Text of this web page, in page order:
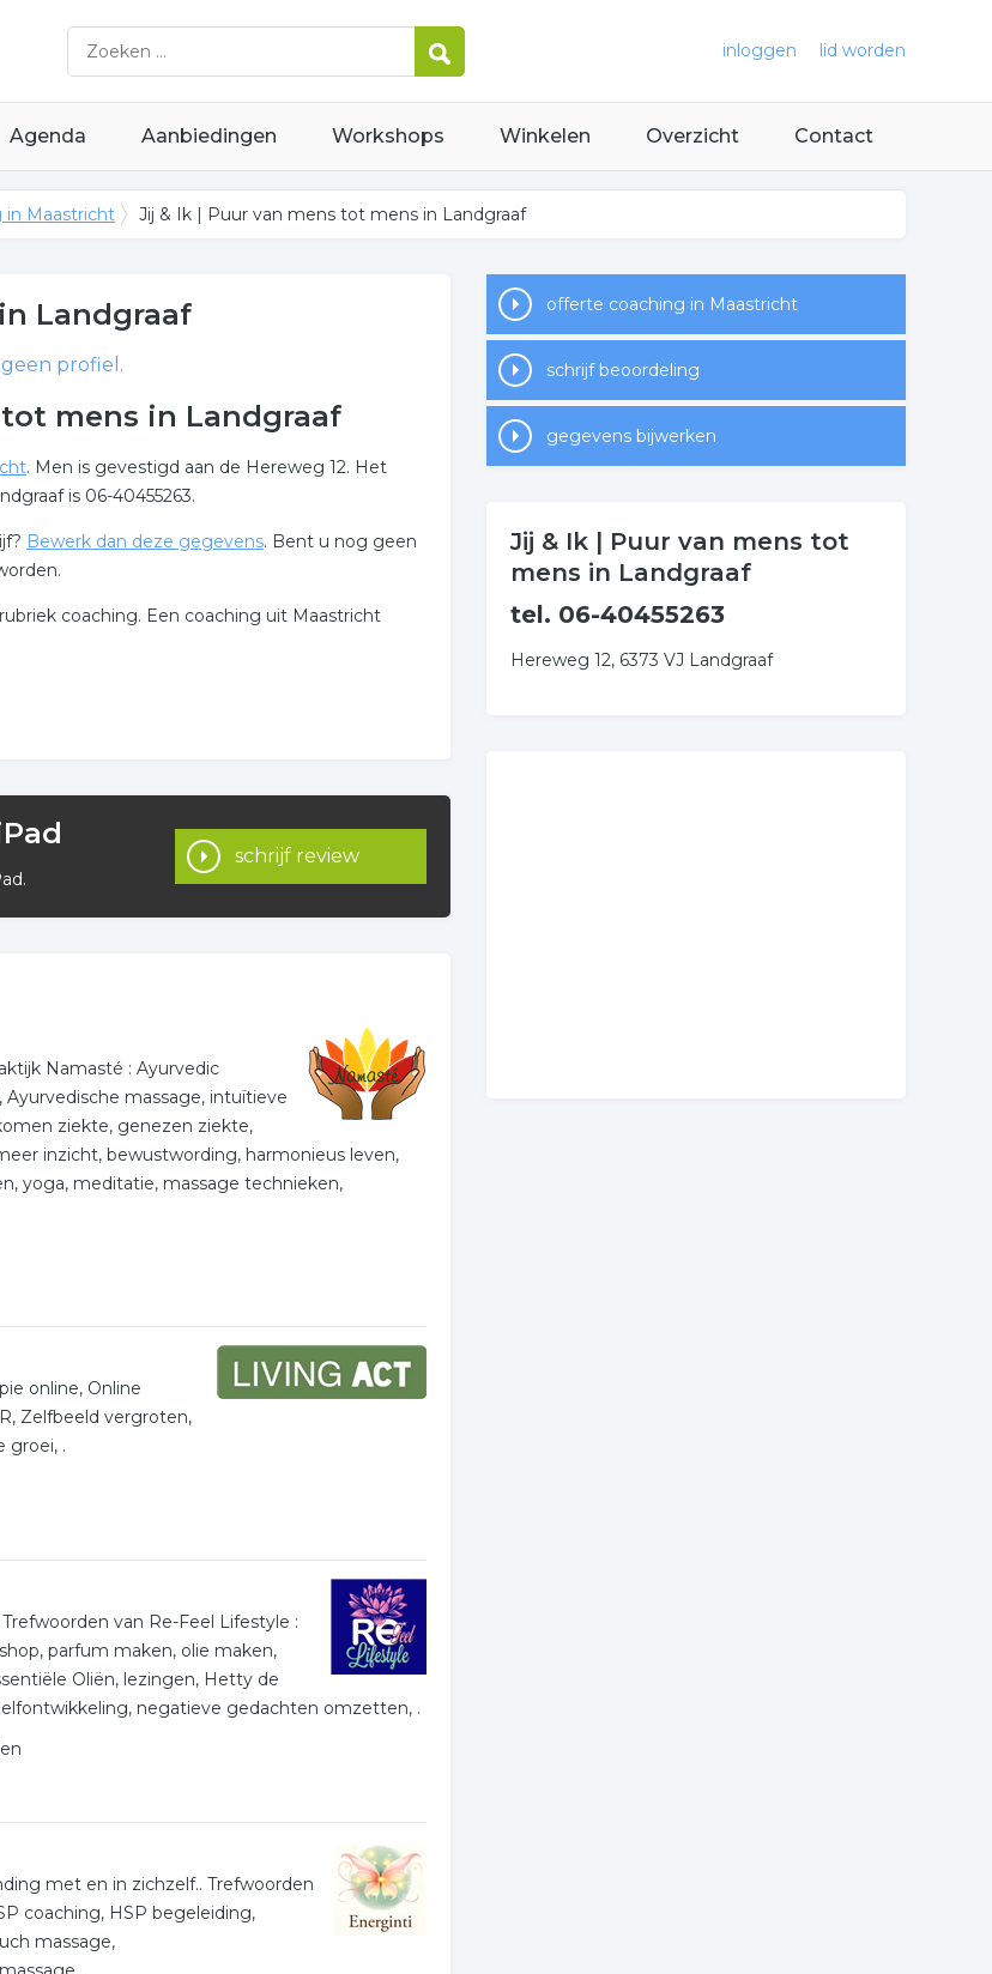
inloggen lid worden
Agenda Aanbiedingen Workshops Winkelen Overzicht Contact
in Maastricht Jij & Ik | Puur van mens tot mens in Landgraaf
in Landgraaf
profiel.
mens in Landgraaf
. Men is gevestigd aan de Hereweg 12. Het
is 06-40455263.
Bewerk dan deze gegevens. Bent u nog geen
coaching. Een coaching uit Maastricht
schrijf review
Namasté : Ayurvedic
massage, intuïtieve
ziekte, genezen ziekte,
inzicht, bewustwording, harmonieus leven,
yoga, meditatie, massage technieken,
online, Online
Zelfbeeld vergroten,
groei, .
van Re-Feel Lifestyle :
parfum maken, olie maken,
Oliën, lezingen, Hetty de
negatieve gedachten omzetten, .
met en in zichzelf.. Trefwoorden
coaching, HSP begeleiding,
massage,
offerte coaching in Maastricht
schrijf beoordeling
gegevens bijwerken
Jij & Ik | Puur van mens tot
mens in Landgraaf
tel. 06-40455263
Hereweg 12, 6373 VJ Landgraaf